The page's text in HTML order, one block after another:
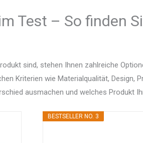
Test – So finden
sind, stehen Ihnen zahlreiche
Kriterien wie Materialqualität, Design,
ausmachen und welches Produkt
BESTSELLER NO. 3